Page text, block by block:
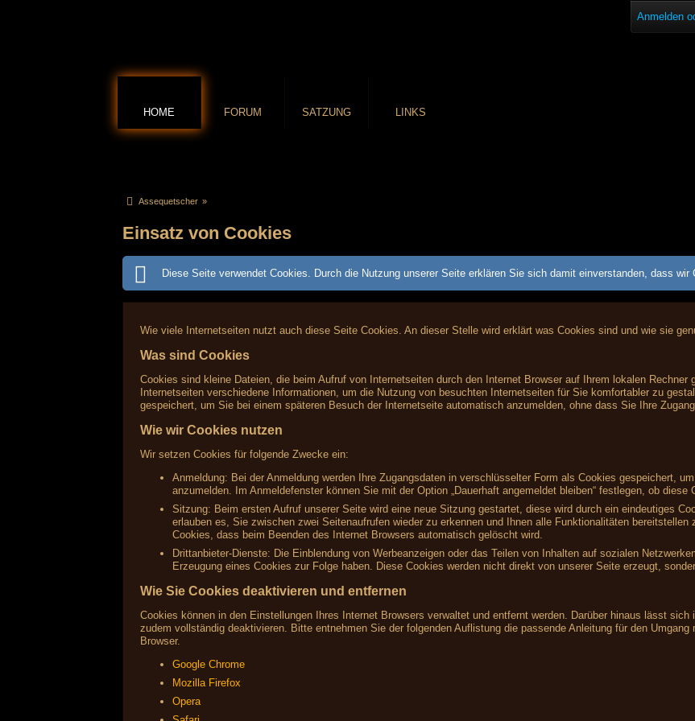
Anmelden
HOME FORUM SATZUNG LINKS
Assequetscher »
Einsatz von Cookies
Diese Seite verwendet Cookies. Durch die Nutzung unserer Seite erklären Sie sich damit einverstanden, dass
Wie viele Internetseiten nutzt auch diese Seite Cookies. An dieser Stelle wird erklärt was Cookies sind und wie sie
Was sind Cookies
Cookies sind kleine Dateien, die beim Aufruf von Internetseiten durch den Internet Browser auf Ihrem lokalen Rechner
Internetseiten verschiedene Informationen, um die Nutzung von besuchten Internetseiten für Sie komfortabler zu
gespeichert, um Sie bei einem späteren Besuch der Internetseite automatisch anzumelden, ohne dass Sie Ihre
Wie wir Cookies nutzen
Wir setzen Cookies für folgende Zwecke ein:
Anmeldung: Bei der Anmeldung werden Ihre Zugangsdaten in verschlüsselter Form als Cookies gespeichert,
anzumelden. Im Anmeldefenster können Sie mit der Option „Dauerhaft angemeldet bleiben“ festlegen, ob diese
Sitzung: Beim ersten Aufruf unserer Seite wird eine neue Sitzung gestartet, diese wird durch ein eindeutiges
erlauben es, Sie zwischen zwei Seitenaufrufen wieder zu erkennen und Ihnen alle Funktionalitäten
Cookies, dass beim Beenden des Internet Browsers automatisch gelöscht wird.
Drittanbieter-Dienste: Die Einblendung von Werbeanzeigen oder das Teilen von Inhalten auf sozialen
Erzeugung eines Cookies zur Folge haben. Diese Cookies werden nicht direkt von unserer Seite erzeugt,
Wie Sie Cookies deaktivieren und entfernen
Cookies können in den Einstellungen Ihres Internet Browsers verwaltet und entfernt werden. Darüber hinaus lässt
zudem vollständig deaktivieren. Bitte entnehmen Sie der folgenden Auflistung die passende Anleitung für den
Browser.
Google Chrome
Mozilla Firefox
Opera